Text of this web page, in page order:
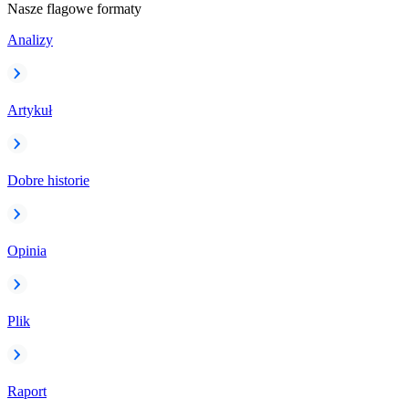
Nasze flagowe formaty
Analizy
Artykuł
Dobre historie
Opinia
Plik
Raport